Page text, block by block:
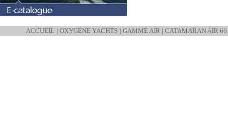
ACCUEIL |OXYGENE YACHTS | GAMME AIR |CATAMARAN AIR 66